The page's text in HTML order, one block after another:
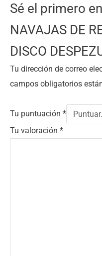
Sé el primero
NAVAJAS DE
DISCO
Tu dirección de correo
campos obligatorios
Tu puntuación *
Tu valoración *